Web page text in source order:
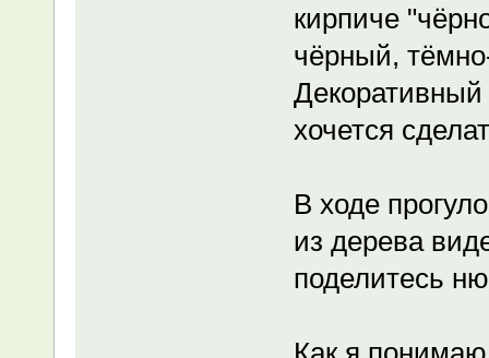
кирпиче
чёрный,
хочется
В ходе
из дерева
поделитесь